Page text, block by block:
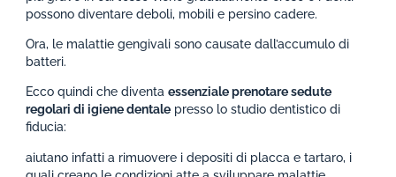
possono diventare deboli, mobili e persino cadere.
Ora, le malattie gengivali sono causate dall’accumulo di
batteri.
Ecco quindi che diventaessenziale prenotare sedute
regolari di igiene dentale presso lo studio dentistico di
fiducia:
aiutano infatti a rimuovere i depositi di placca e tartaro, i